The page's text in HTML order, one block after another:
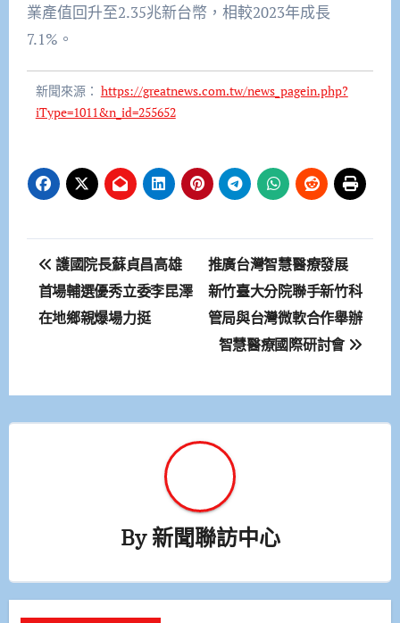
業產值回升至2.35兆新台幣，相較2023年成長
7.1%。
新聞來源： https://greatnews.com.tw/news_pagein.php?
iType=1011&n_id=255652
文
章
導
護國院長蘇貞昌高雄
首場輔選優秀立委李昆澤
在地鄉親爆場力挺
推廣台灣智慧醫療發展
新竹臺大分院聯手新竹科
管局與台灣微軟合作舉辦
智慧醫療國際研討會
By新聞聯訪中心